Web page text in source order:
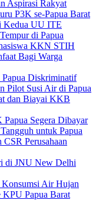
Aspirasi Rakyat
P3K se-Papua Barat
Kedua UU ITE
di Papua
KKN STIH
Bagi Warga
Diskriminatif
Pilot Susi Air di Papua
dan Biayai KKB
Segera Dibayar
untuk Papua
Perusahaan
di JNU New Delhi
Air Hujan
KPU Papua Barat